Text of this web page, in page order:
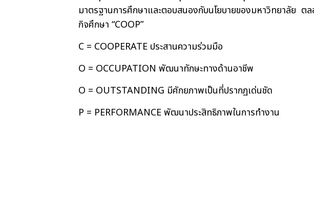
มาตรฐานการศึกษาและตอบสนองกับนโยบายของมหาวิทยาลัย
กิจศึกษา “COOP”
C = COOPERATE ประสานความร่วมมือ
O = OCCUPATION พัฒนาทักษะทางด้านอาชีพ
O = OUTSTANDING มีศักยภาพเป็นที่ปรากฏเด่นชัด
P = PERFORMANCE พัฒนาประสิทธิภาพในการทํางาน